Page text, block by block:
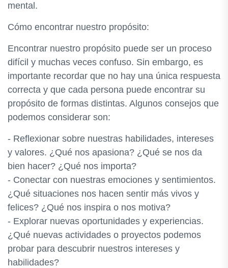
mental.
Cómo encontrar nuestro propósito:
Encontrar nuestro propósito puede ser un proceso
difícil y muchas veces confuso. Sin embargo, es
importante recordar que no hay una única respuesta
correcta y que cada persona puede encontrar su
propósito de formas distintas. Algunos consejos que
podemos considerar son:
- Reflexionar sobre nuestras habilidades, intereses
y valores. ¿Qué nos apasiona? ¿Qué se nos da
bien hacer? ¿Qué nos importa?
- Conectar con nuestras emociones y sentimientos.
¿Qué situaciones nos hacen sentir más vivos y
felices? ¿Qué nos inspira o nos motiva?
- Explorar nuevas oportunidades y experiencias.
¿Qué nuevas actividades o proyectos podemos
probar para descubrir nuestros intereses y
habilidades?